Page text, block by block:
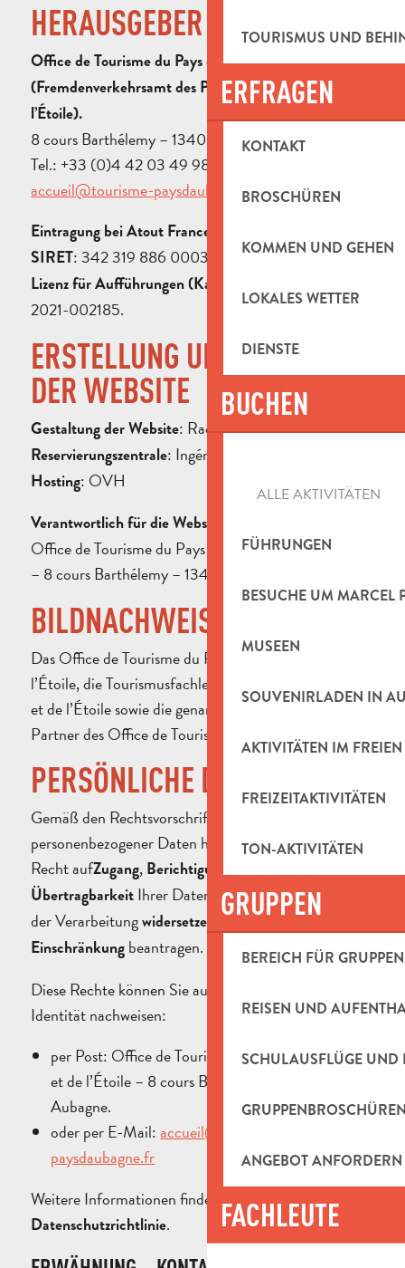
TOURISMUS UND
ERFRAGEN
KONTAKT
BROSCHÜREN
KOMMEN UND GEHEN
LOKALES WETTER
DIENSTE
BUCHEN
ALLE AKTIVITÄTEN
FÜHRUNGEN
BESUCHE UM MARCEL
MUSEEN
SOUVENIRLADEN IN
AKTIVITÄTEN IM FREIEN
FREIZEITAKTIVITÄTEN
TON-AKTIVITÄTEN
GRUPPEN
BEREICH FÜR GRUPPEN
REISEN UND
SCHULAUSFLÜGE UND
ANGEBOT ANFORDERN
FACHLEUTE
HERAUSGEBER DER WEBSITE
Office de Tourisme du Pays d’Aubagne et de l’Étoile
(Fremdenverkehrsamt des Pays d’Aubagne et de
l’Étoile).
8 cours Barthélemy – 13400 Aubagne
Tel.: +33 (0)4 42 03 49 98 – E-Mail:
accueil@tourisme-paysdaubagne.fr
Eintragung bei Atout France
SIRET: 342 319 886 00038
Lizenz für Aufführungen (Kat. 3)
2021-002185.
ERSTELLUNG UND HOSTING
DER WEBSITE
Gestaltung der Website: Raccourci Agency.
Reservierungszentrale: Ingénie
Hosting: OVH
Verantwortlich für die Website
Office de Tourisme du Pays d’Aubagne et de l’Étoile
– 8 cours Barthélemy – 13400 Aubagne.
BILDNACHWEIS
Das Office de Tourisme du Pays d’Aubagne et de
l’Étoile, die Tourismusfachleute des Pays d’Aubagne
et de l’Étoile sowie die genannten Fotografen und
Partner des Office de Tourisme.
PERSÖNLICHE DATEN
Gemäß den Rechtsvorschriften über den Schutz
personenbezogener Daten haben Sie insbesondere das
Recht aufZugang, Berichtigung
Übertragbarkeit Ihrer Daten. Sie können sich auch
der Verarbeitungwidersetzen oder deren
Einschränkung beantragen.
Diese Rechte können Sie ausüben, indem Sie Ihre
Identität nachweisen:
per Post: Office de Tourisme du Pays d’Aubagne
et de l’Étoile – 8 cours Barthélemy – 13400
Aubagne.
oder per E-Mail:accueil@tourisme-
paysdaubagne.fr
Weitere Informationen finden Sie in unserer
Datenschutzrichtlinie.